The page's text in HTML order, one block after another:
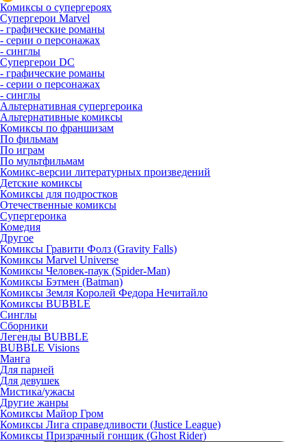
Комиксы о супергероях
Супергерои Marvel
- графические романы
- серии о персонажах
- синглы
Супергерои DC
- графические романы
- серии о персонажах
- синглы
Альтернативная супергероика
Альтернативные комиксы
Комиксы по франшизам
По фильмам
По играм
По мультфильмам
Комикс-версии литературных произведений
Детские комиксы
Комиксы для подростков
Отечественные комиксы
Супергероика
Комедия
Другое
Комиксы Гравити Фолз (Gravity Falls)
Комиксы Marvel Universe
Комиксы Человек-паук (Spider-Man)
Комиксы Бэтмен (Batman)
Комиксы Земля Королей Федора Нечитайло
Комиксы BUBBLE
Синглы
Сборники
Легенды BUBBLE
BUBBLE Visions
Манга
Для парней
Для девушек
Мистика/ужасы
Другие жанры
Комиксы Майор Гром
Комиксы Лига справедливости (Justice League)
Комиксы Призрачный гонщик (Ghost Rider)